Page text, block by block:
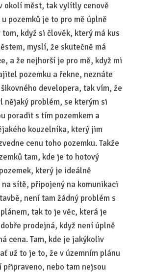
okolí měst, tak vylítly cenově
u pozemků je to pro mě úplně
když si člověk, který má kus
myslí, že skutečně má
a že nejhorší je pro mě, když mi
pozemku a řekne, neznáte
developera, tak vím, že
nějaký problém, se kterým si
poradit s tím pozemkem a
kouzelníka, který jim
cenu toho pozemku. Takže
tam, kde je to hotový
který je ideálně
sítě, připojený na komunikaci
není tam žádný problém s
tak to je věc, která je
prodejná, když není úplně
cena. Tam, kde je jakýkoliv
už to je to, že v územním plánu
připraveno, nebo tam nejsou